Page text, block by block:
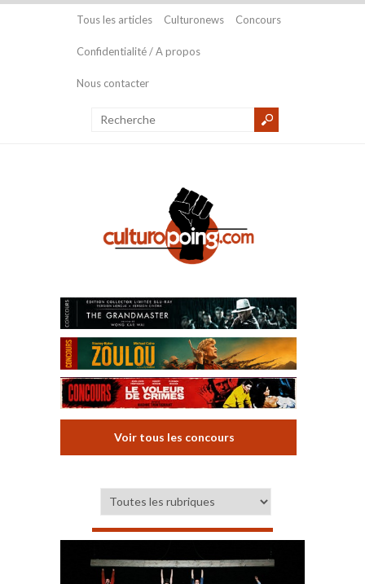
Tous les articles Culturonews Concours
Confidentialité / A propos
Nous contacter
Voir tous les concours